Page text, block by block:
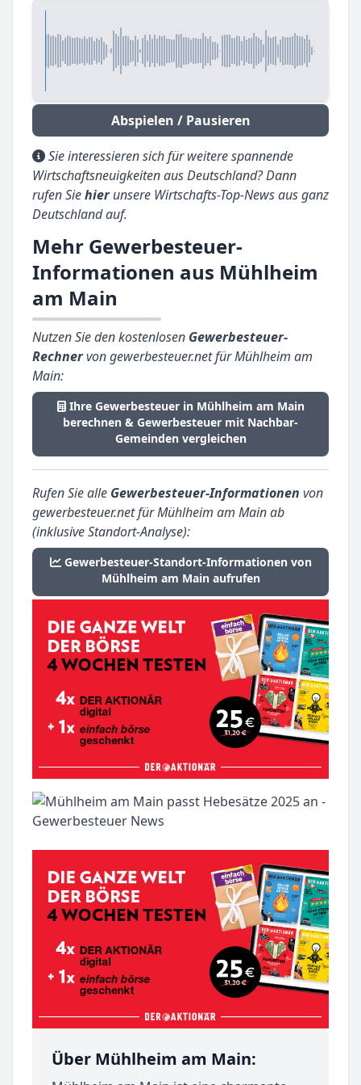
Abspielen / Pausieren
Sie interessieren sich für weitere spannende
Wirtschaftsneuigkeiten aus Deutschland? Dann
rufen Siehierunsere Wirtschafts-Top-News aus ganz
Deutschland auf.
Mehr Gewerbesteuer-
Informationen aus Mühlheim
am Main
Nutzen Sie den kostenlosen Gewerbesteuer-
Rechnervon gewerbesteuer.net für Mühlheim am
Main:
Ihre Gewerbesteuer in Mühlheim am Main
berechnen & Gewerbesteuer mit Nachbar-
Gemeinden vergleichen
Rufen Sie alle Gewerbesteuer-Informationen von
gewerbesteuer.net für Mühlheim am Main ab
(inklusive Standort-Analyse):
Gewerbesteuer-Standort-Informationen von
Mühlheim am Main aufrufen
Über Mühlheim am Main: